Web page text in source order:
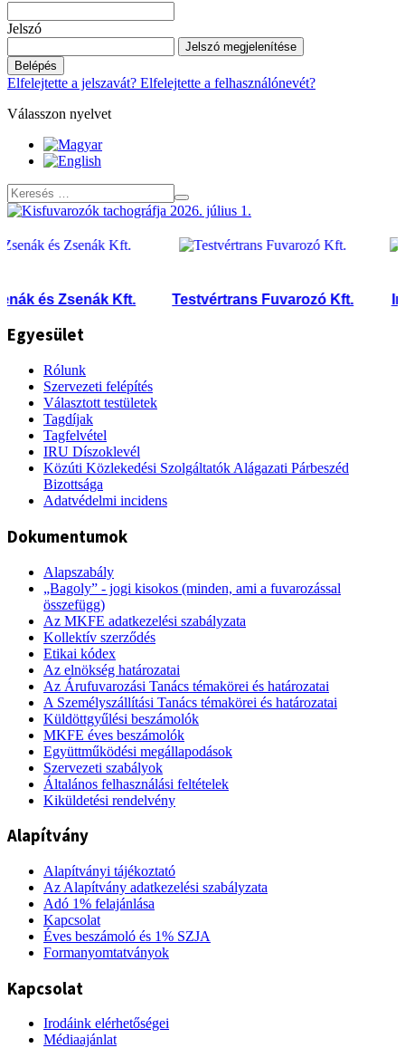
Jelszó
Jelszó megjelenítése
Belépés
Elfelejtette a jelszavát? Elfelejtette a felhasználónevét?
Válasszon nyelvet
és Zsenák Kft. Testvértrans Fuvarozó Kft.
Egyesület
Rólunk
Szervezeti felépítés
Választott testületek
Tagdíjak
Tagfelvétel
IRU Díszoklevél
Közúti Közlekedési Szolgáltatók Alágazati Párbeszéd
Bizottsága
Adatvédelmi incidens
Dokumentumok
Alapszabály
„Bagoly” - jogi kisokos (minden, ami a fuvarozással
összefügg)
Az MKFE adatkezelési szabályzata
Kollektív szerződés
Etikai kódex
Az elnökség határozatai
Az Árufuvarozási Tanács témakörei és határozatai
A Személyszállítási Tanács témakörei és határozatai
Küldöttgyűlési beszámolók
MKFE éves beszámolók
Együttműködési megállapodások
Szervezeti szabályok
Általános felhasználási feltételek
Kiküldetési rendelvény
Alapítvány
Alapítványi tájékoztató
Az Alapítvány adatkezelési szabályzata
Adó 1% felajánlása
Kapcsolat
Éves beszámoló és 1% SZJA
Formanyomtatványok
Kapcsolat
Irodáink elérhetőségei
Médiaajánlat